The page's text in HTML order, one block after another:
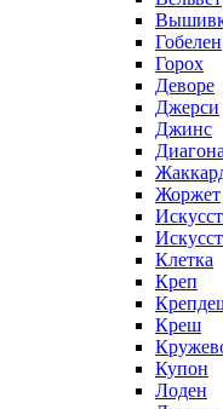
Гобелен
Горох
Деворе
Джерси
Джинс
Жоржет
Клетка
Креп
Креш
Купон
Лоден